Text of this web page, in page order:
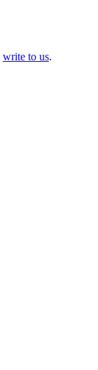
write to us.